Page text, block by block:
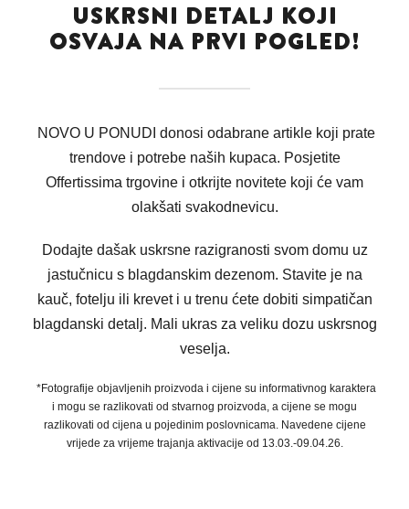
USKRSNI DETALJ KOJI
OSVAJA NA PRVI POGLED!
NOVO U PONUDI donosi odabrane artikle koji prate
trendove i potrebe naših kupaca. Posjetite
Offertissima trgovine i otkrijte novitete koji će vam
olakšati svakodnevicu.
Dodajte dašak uskrsne razigranosti svom domu uz
jastučnicu s blagdanskim dezenom. Stavite je na
kauč, fotelju ili krevet i u trenu ćete dobiti simpatičan
blagdanski detalj. Mali ukras za veliku dozu uskrsnog
veselja.
*Fotografije objavljenih proizvoda i cijene su informativnog karaktera
i mogu se razlikovati od stvarnog proizvoda, a cijene se mogu
razlikovati od cijena u pojedinim poslovnicama. Navedene cijene
vrijede za vrijeme trajanja aktivacije od 13.03.-09.04.26.